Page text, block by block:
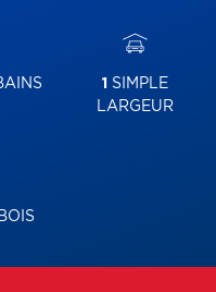
1 SIMPLE
LARGEUR